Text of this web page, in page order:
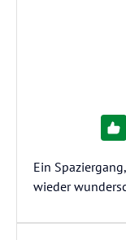
Ein
wieder